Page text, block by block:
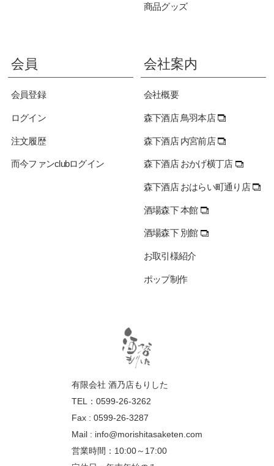
商品グッズ
会員
会員登録
ログイン
注文履歴
而今ファンclubログイン
会社案内
会社概要
森下酒店 鳥羽本店
森下酒店 内宮前店
森下酒店 おかげ横丁店
森下酒店 おはらい町通り店
酒場森下 本館
酒場森下 別館
お取引様紹介
ポップ制作
有限会社 酒乃店もりした
TEL：0599-26-3262
Fax : 0599-26-3287
Mail : info@morishitasaketen.com
営業時間：10:00～17:00